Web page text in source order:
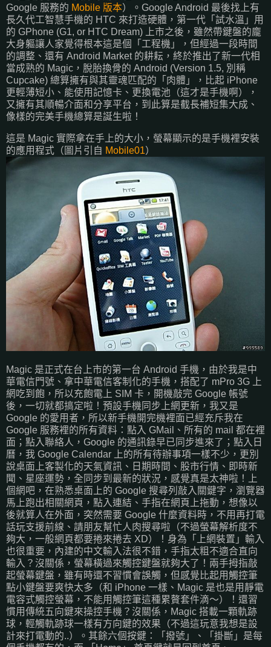
Google 服務的 Mobile 版本）。Google Android 最後找上有
長久代工智慧手機的 HTC 來打造硬體，第一代「試水溫」用
的 GPhone (G1, or HTC Dream) 上市之後，雖然帶鍵盤的龐
大身軀讓人家覺得根本這是個「工程機」，但經過一段時間
的調整、還有 Android Market 的耕耘，終於推出了新一代相
當成熟的 Magic，脫胎換骨的 Android (Version 1.5, 別稱
Cupcake) 總算擁有與其靈魂匹配的「肉體」，比起 iPhone
更輕薄短小、能使用記憶卡、更換電池（這才是手機啊），
又擁有其順暢介面和分享平台，到此算是截長補短集大成、
像樣的完美手機總算是誕生啦！
這是 Magic 實際拿在手上的大小，螢幕顯示的是手機裡安裝
的應用程式（圖片引自 Mobile01）
Magic 是正式在台上市的第一台 Android 手機，由於我是中
華電信門號、拿中華電信客制化的手機，搭配了 mPro 3G 上
網吃到飽，所以充飽電上 SIM 卡，開機敲完 Google 帳號
後，一切就都搞定啦！預設手機同步上網更新，我又是
Google 的愛用者，所以新手機開完機裡面已經充斥我在
Google 服務裡的所有資料：點入 GMail、所有的 mail 都在裡
面；點入聯絡人，Google 的通訊錄早已同步進來了；點入日
曆，我 Google Calendar 上的所有待辦事項一樣不少，更別
說桌面上客製化的天氣資訊、日期時間、股市行情、即時新
聞、星座運勢，全同步到最新的狀況，感覺真是太神啦！上
個網吧，在熟悉桌面上的 Google 搜尋列敲入關鍵字，瀏覽器
馬上跑出相關網頁，點入連結、手指在網頁上拖動，想像以
後就算人在外面，突然需要 Google 什麼資料時，不用再打電
話玩支援前線、請朋友幫忙人肉搜尋啦（不過螢幕解析度不
夠大，一般網頁都要捲來捲去 XD）！身為「上網裝置」輸入
也很重要，內建的中文輸入法很不錯，手指太粗不適合直向
輸入？沒關係，螢幕橫過來觸控鍵盤就夠大了！兩手拇指敲
起螢幕鍵盤，雖有時還不習慣會誤觸，但感覺比起用觸控筆
點小鍵盤要爽快太多（和 iPhone 一樣、Magic 是也是用靜電
電容式觸控螢幕，不能用觸控筆這種累贅套件滴～）！還習
慣用傳統五向鍵來操控手機？沒關係，Magic 搭載一顆軌跡
球，輕觸軌跡球一樣有方向鍵的效果（不過這玩意我想是設
計來打電動的..）。其餘六個按鍵：「撥號」、「掛斷」是每